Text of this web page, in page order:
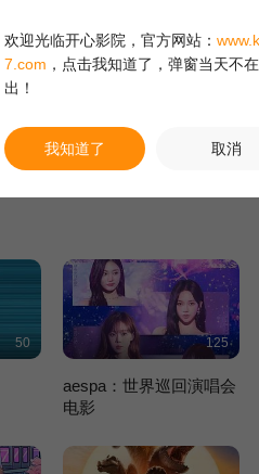
50 125
aespa：世界巡回演唱会
电影
欢迎光临开心影院，官方网站：
7.com ，点击我知道了，弹窗当天不
出！
我知道了 取消